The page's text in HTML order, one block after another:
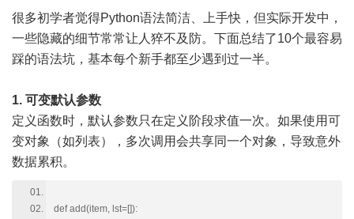
很多初学者觉得Python语法简洁、上手快，但实际开发中，
一些隐藏的细节常常让人猝不及防。下面总结了10个最容易
踩的语法坑，基本每个新手都至少遇到过一半。
1. 可变默认参数
定义函数时，默认参数只在定义阶段求值一次。如果使用可
变对象（如列表），多次调用会共享同一个对象，导致意外
数据累积。
def add(item, lst=[]):